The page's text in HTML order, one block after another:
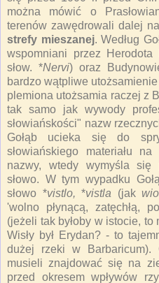
można mówić o
terenów zawędrowali dalej
strefy mieszanej. Według
wspomniani przez
słow. *Nervi) oraz
bardzo wątpliwe
plemiona utożsamia raczej z
tak samo jak wywody
słowiańskości" nazw
Gołąb ucieka się do
słowiańskiego materiału
nazwy, wtedy wymyśla się
słowo. W tym wypadku
słowo *vistlo,*vistla (jak
'wolno płynącą, zatęchłą,
(jeżeli tak byłoby w istocie, to
Wisły był Erydan? - to
dużej rzeki w Barbaricum).
musieli znajdować się na
przed okresem wpływów